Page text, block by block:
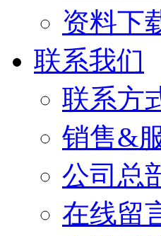
资料下
联系我们
联系方
销售&
公司总
在线留